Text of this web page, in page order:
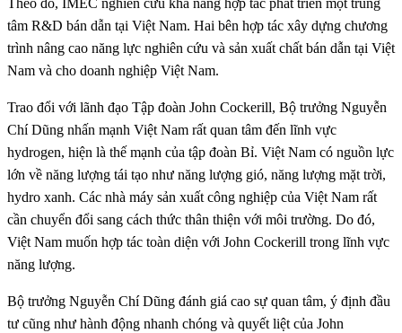
Theo đó, IMEC nghiên cứu khả năng hợp tác phát triển một trung
tâm R&D bán dẫn tại Việt Nam. Hai bên hợp tác xây dựng chương
trình nâng cao năng lực nghiên cứu và sản xuất chất bán dẫn tại Việt
Nam và cho doanh nghiệp Việt Nam.
Trao đổi với lãnh đạo Tập đoàn John Cockerill, Bộ trưởng Nguyễn
Chí Dũng nhấn mạnh Việt Nam rất quan tâm đến lĩnh vực
hydrogen, hiện là thế mạnh của tập đoàn Bỉ. Việt Nam có nguồn lực
lớn về năng lượng tái tạo như năng lượng gió, năng lượng mặt trời,
hydro xanh. Các nhà máy sản xuất công nghiệp của Việt Nam rất
cần chuyển đổi sang cách thức thân thiện với môi trường. Do đó,
Việt Nam muốn hợp tác toàn diện với John Cockerill trong lĩnh vực
năng lượng.
Bộ trưởng Nguyễn Chí Dũng đánh giá cao sự quan tâm, ý định đầu
tư cũng như hành động nhanh chóng và quyết liệt của John